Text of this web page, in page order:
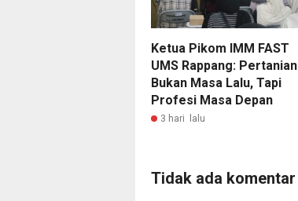
Ketua Pikom IMM FAST
UMS Rappang: Pertanian
Bukan Masa Lalu, Tapi
Profesi Masa Depan
3 hari lalu
Tidak ada komentar